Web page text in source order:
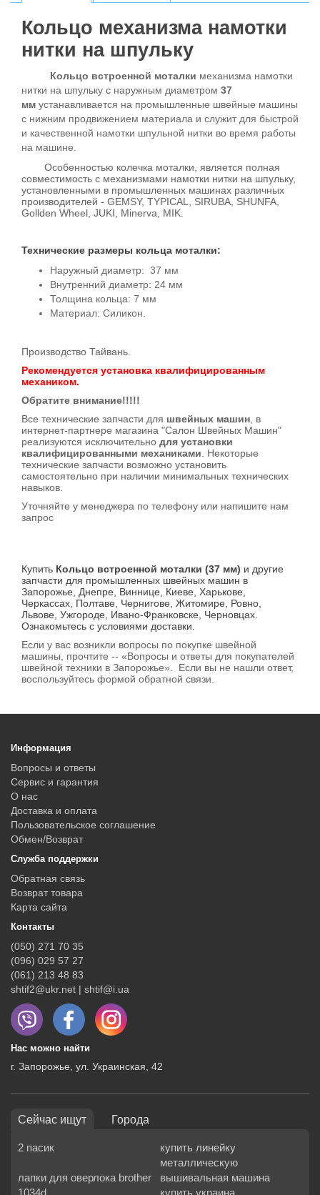
Кольцо механизма намотки
нитки на шпульку
Кольцо встроенной моталки механизма намотки
нитки на шпульку с наружным диаметром 37
мм устанавливается на промышленные швейные машины
с нижним продвижением материала и служит для быстрой
и качественной намотки шпульной нитки во время работы
на машине.
Особенностью колечка моталки, является полная
совместимость с механизмами намотки нитки на шпульку,
установленными в промышленных машинах различных
производителей - GEMSY, TYPICAL, SIRUBA, SHUNFA,
Gollden Wheel, JUKI, Minerva, MIK.
Технические размеры кольца моталки:
Наружный диаметр: 37 мм
Внутренний диаметр: 24 мм
Толщина кольца: 7 мм
Материал: Силикон.
Производство Тайвань.
Рекомендуется установка квалифицированным
механиком.
Обратите внимание!!!!!
Все технические запчасти для швейных машин , в
интернет-партнере магазина "Салон Швейных Машин"
реализуются исключительно для установки
квалифицированными механиками . Некоторые
технические запчасти возможно установить
самостоятельно при наличии минимальных технических
навыков.
Уточняйте у менеджера по телефону или напишите нам
запрос
Купить Кольцо встроенной моталки (37 мм) и другие
запчасти для промышленных швейных машин в
Запорожье, Днепре, Виннице, Киеве, Харькове,
Черкассах, Полтаве, Чернигове, Житомире, Ровно,
Львове, Ужгороде, Ивано-Франковске, Черновцах.
Ознакомьтесь с условиями доставки.
Если у вас возникли вопросы по покупке швейной
машины, прочтите -- «Вопросы и ответы для покупателей
швейной техники в Запорожье». Если вы не нашли ответ,
воспользуйтесь формой обратной связи.
Информация
Вопросы и ответы
Сервис и гарантия
О нас
Доставка и оплата
Пользовательское соглашение
Обмен/Возврат
Служба поддержки
Обратная связь
Возврат товара
Карта сайта
Контакты
(050) 271 70 35
(096) 029 57 27
(061) 213 48 83
shtif2@ukr.net | shtif@i.ua
Нас можно найти
г. Запорожье, ул. Украинская, 42
Сейчас ищут Города
2 пасик
купить линейку
металлическую
лапки для оверлока brother
1034d
вышивальная машина
купить украина